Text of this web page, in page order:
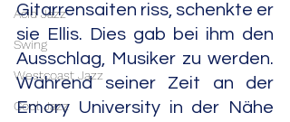
Acid Jazz
Swing
Westcoast Jazz
Cool Jazz
Gitarrensaiten riss, schenkte er
sie Ellis. Dies gab bei ihm den
Ausschlag, Musiker zu werden.
Während seiner Zeit an der
Emory University in der Nähe